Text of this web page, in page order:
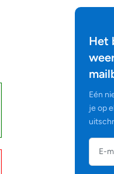
Het
Eén
je op